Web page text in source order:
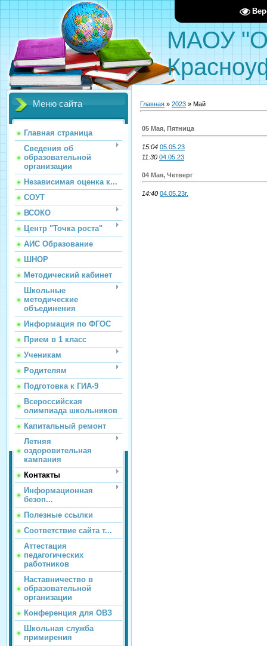
МАОУ
Меню сайта
Главная страница
Сведения об
образовательной
организации
Независимая оценка к...
СОУТ
ВСОКО
Центр "Точка роста"
АИС Образование
ШНОР
Методический кабинет
Школьные
методические
объединения
Информация по ФГОС
Прием в 1 класс
Ученикам
Родителям
Подготовка к ГИА-9
Всероссийская
олимпиада школьников
Капитальный ремонт
Летняя
оздоровительная
кампания
Контакты
Информационная
безоп...
Полезные ссылки
Соответствие сайта т...
Аттестация
педагогических
работников
Наставничество в
образовательной
организации
Конференция для ОВЗ
Школьная служба
примирения
Главная » 2023 » Май
05 Мая, Пятница
15:04 05.05.23
11:30 04.05.23
04 Мая, Четверг
14:40 04.05.23г.